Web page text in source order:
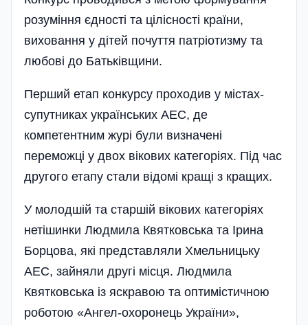
розуміння єдності та цілісності країни,
виховання у дітей почуття патріотизму та
любові до Батьківщини.
Перший етап конкурсу проходив у мiстах-
супутниках українських АЕС, де
компетентним журі були визначені
переможці у двох вікових категоріях. Під час
другого етапу стали відомі кращі з кращих.
У молодшій та старшій вікових категоріях
нетішинки Людмила Квятковська та Ірина
Борцова, які представляли Хмельницьку
АЕС, зайняли другі місця. Людмила
Квятковська із яскравою та оптимістичною
роботою «Ангел-охоронець України»,